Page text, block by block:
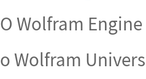
O Wolfram
o Wolfram